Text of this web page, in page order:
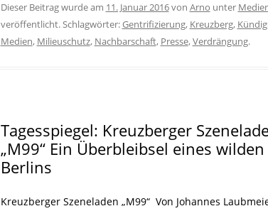
Dieser Beitrag wurde am 11. Januar 2016von Arno unter
veröffentlicht. Schlagwörter:Gentrifizierung, Kreuzberg,
Medien, Milieuschutz, Nachbarschaft, Presse,Verdrängung.
Tagesspiegel: Kreuzberger
„M99“ Ein Überbleibsel eines wilden
Berlins
Kreuzberger Szeneladen „M99“ Von Johannes